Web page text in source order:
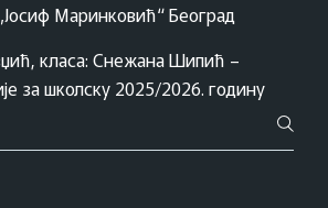
Маринковић“ Београд
класа: Снежана Шипић –
за школску 2025/2026. годину